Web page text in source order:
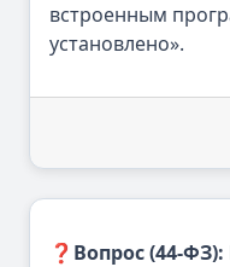
встроенным
установлено».
❓ Вопрос (44-ФЗ):